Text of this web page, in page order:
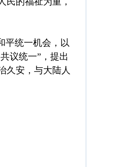
平统一机会，以
议统一”，提出
久安，与大陆人